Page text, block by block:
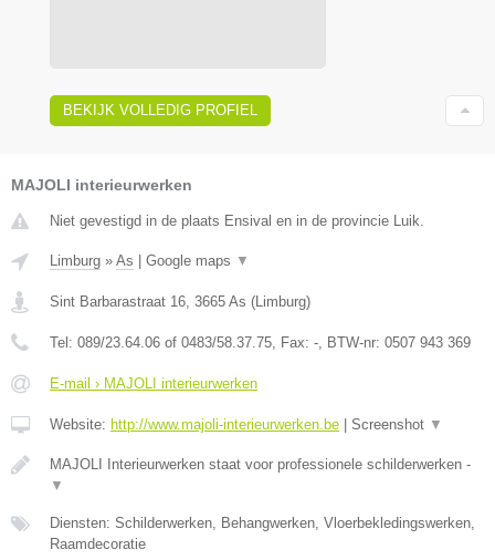
BEKIJK VOLLEDIG PROFIEL
MAJOLI interieurwerken
Niet gevestigd in de plaats Ensival en in de provincie Luik.
Limburg » As Google maps ▼
Sint Barbarastraat 16, 3665 As (Limburg)
Tel: 089/23.64.06 of 0483/58.37.75, Fax: -, BTW-nr: 0507 943 369
E-mail › MAJOLI interieurwerken
Website: http://www.majoli-interieurwerken.be Screenshot ▼
MAJOLI Interieurwerken staat voor professionele schilderwerken -
▼
Diensten: Schilderwerken, Behangwerken, Vloerbekledingswerken,
Raamdecoratie